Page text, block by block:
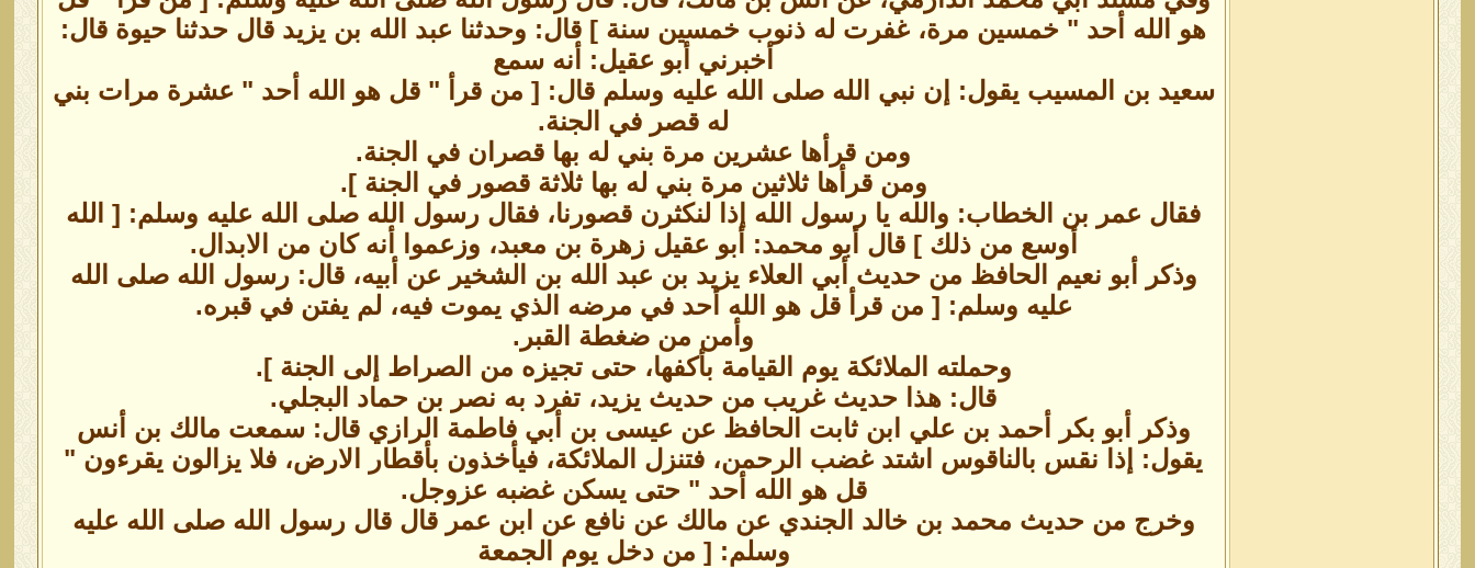
هو الله أحد " خمسين مرة، غفرت له ذنوب خمسين سنة ] قال: وحدثنا عبد الله بن يزيد قال حدثنا حيوة قال:
أخبرني أبو عقيل: أنه سمع
سعيد بن المسيب يقول: إن نبي الله صلى الله عليه وسلم قال: [ من قرأ " قل هو الله أحد " عشرة مرات بني
له قصر في الجنة.
ومن قرأها عشرين مرة بني له بها قصران في الجنة.
ومن قرأها ثلاثين مرة بني له بها ثلاثة قصور في الجنة ].
فقال عمر بن الخطاب: والله يا رسول الله إذا لنكثرن قصورنا، فقال رسول الله صلى الله عليه وسلم: [ الله
أوسع من ذلك ] قال أبو محمد: أبو عقيل زهرة بن معبد، وزعموا أنه كان من الابدال.
وذكر أبو نعيم الحافظ من حديث أبي العلاء يزيد بن عبد الله بن الشخير عن أبيه، قال: رسول الله صلى الله
عليه وسلم: [ من قرأ قل هو الله أحد في مرضه الذي يموت فيه، لم يفتن في قبره.
وأمن من ضغطة القبر.
وحملته الملائكة يوم القيامة بأكفها، حتى تجيزه من الصراط إلى الجنة ].
قال: هذا حديث غريب من حديث يزيد، تفرد به نصر بن حماد البجلي.
وذكر أبو بكر أحمد بن علي ابن ثابت الحافظ عن عيسى بن أبي فاطمة الرازي قال: سمعت مالك بن أنس
يقول: إذا نقس بالناقوس اشتد غضب الرحمن، فتنزل الملائكة، فيأخذون بأقطار الارض، فلا يزالون يقرءون "
قل هو الله أحد " حتى يسكن غضبه عزوجل.
وخرج من حديث محمد بن خالد الجندي عن مالك عن نافع عن ابن عمر قال قال رسول الله صلى الله عليه
وسلم: [ من دخل يوم الجمعة